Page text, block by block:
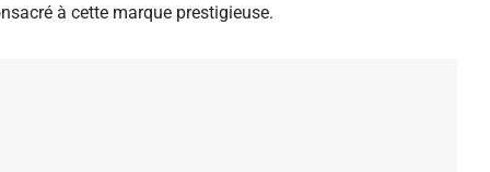
à cette marque prestigieuse.